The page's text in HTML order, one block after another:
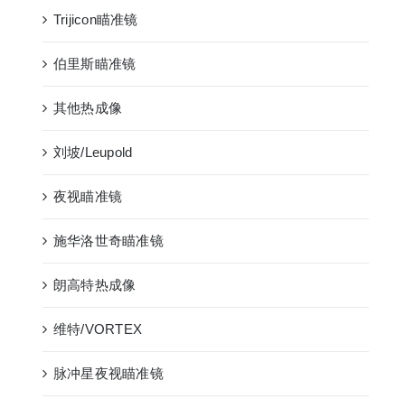
Trijicon瞄准镜
伯里斯瞄准镜
其他热成像
刘坡/Leupold
夜视瞄准镜
施华洛世奇瞄准镜
朗高特热成像
维特/VORTEX
脉冲星夜视瞄准镜